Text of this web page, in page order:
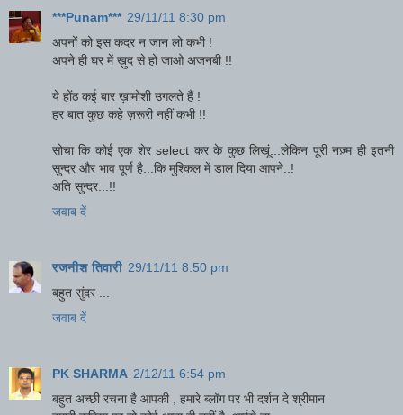
***Punam*** 29/11/11 8:30 pm
अपनों को इस कदर न जान लो कभी !
अपने ही घर में ख़ुद से हो जाओ अजनबी !!
ये होंठ कई बार ख़ामोशी उगलते हैं !
हर बात कुछ कहे ज़रूरी नहीं कभी !!
सोचा कि कोई एक शेर select कर के कुछ लिखूं...लेकिन पूरी नज़्म ही इतनी
सुन्दर और भाव पूर्ण है...कि मुश्किल में डाल दिया आपने..!
अति सुन्दर...!!
जवाब दें
रजनीश तिवारी 29/11/11 8:50 pm
बहुत सुंदर ...
जवाब दें
PK SHARMA 2/12/11 6:54 pm
बहुत अच्छी रचना है आपकी , हमारे ब्लॉग पर भी दर्शन दे श्रीमान